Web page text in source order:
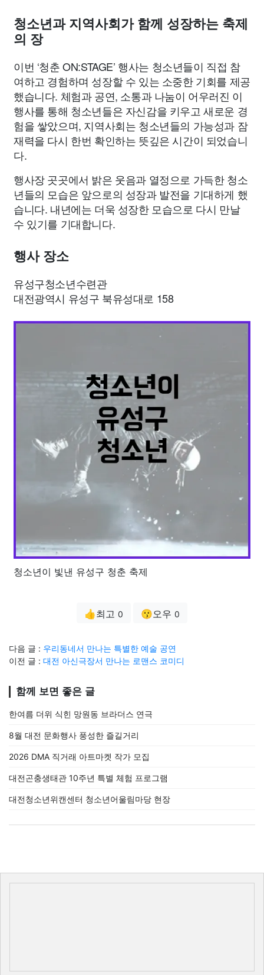
청소년과 지역사회가 함께 성장하는 축제
의 장
이번 ‘청춘 ON:STAGE’ 행사는 청소년들이 직접 참
여하고 경험하며 성장할 수 있는 소중한 기회를 제공
했습니다. 체험과 공연, 소통과 나눔이 어우러진 이
행사를 통해 청소년들은 자신감을 키우고 새로운 경
험을 쌓았으며, 지역사회는 청소년들의 가능성과 잠
재력을 다시 한번 확인하는 뜻깊은 시간이 되었습니
다.
행사장 곳곳에서 밝은 웃음과 열정으로 가득한 청소
년들의 모습은 앞으로의 성장과 발전을 기대하게 했
습니다. 내년에는 더욱 성장한 모습으로 다시 만날
수 있기를 기대합니다.
행사 장소
유성구청소년수련관
대전광역시 유성구 북유성대로 158
청소년이 빛낸 유성구 청춘 축제
👍최고 0 😗오우 0
다음 글 : 우리동네서 만나는 특별한 예술 공연
이전 글 : 대전 아신극장서 만나는 로맨스 코미디
함께 보면 좋은 글
한여름 더위 식힌 망원동 브라더스 연극
8월 대전 문화행사 풍성한 즐길거리
2026 DMA 직거래 아트마켓 작가 모집
대전곤충생태관 10주년 특별 체험 프로그램
대전청소년위캔센터 청소년어울림마당 현장